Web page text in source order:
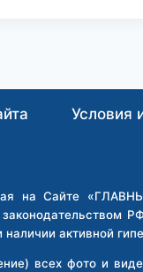
Условия
на Сайте
активной
всех фото и